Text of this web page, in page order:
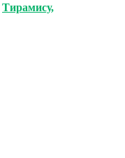
Тирамису,